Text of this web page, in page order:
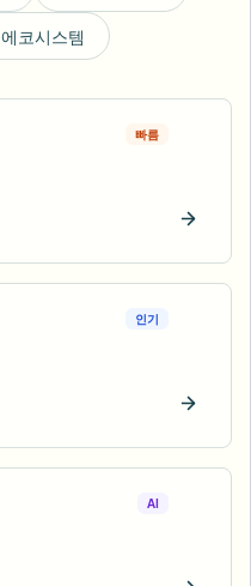
에코시스템
빠름
지금
인기
지금
AI